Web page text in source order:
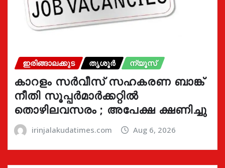
ഇരിങ്ങാലക്കുട തൃശൂർ ന്യൂസ്
കാറളം സർവീസ് സഹകരണ ബാങ്ക്
നീതി സൂപ്പർമാർക്കറ്റിൽ
തൊഴിലവസരം ; അപേക്ഷ ക്ഷണിച്ചു
irinjalakudatimes.com Aug 6, 2026